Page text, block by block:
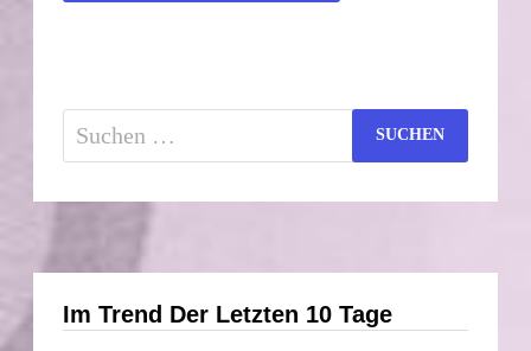
nach:
Im Trend Der Letzten 10 Tage